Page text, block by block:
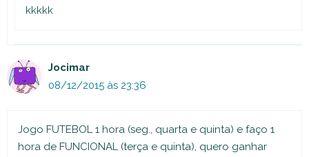
kkkkk
Jocimar
08/12/2015 às 23:36
Jogo FUTEBOL 1 hora (seg., quarta e quinta) e faço 1
hora de FUNCIONAL (terça e quinta), quero ganhar